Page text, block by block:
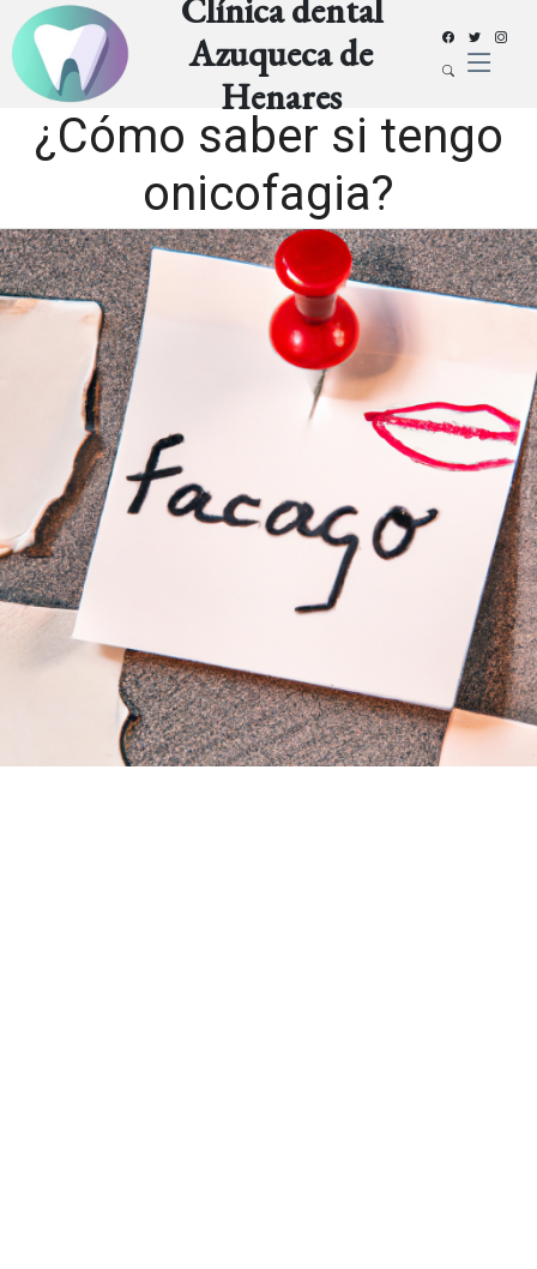
Clínica dental
Azuqueca de
Henares
¿Cómo saber si tengo
onicofagia?